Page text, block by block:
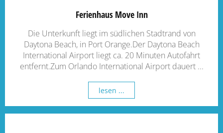
Ferienhaus Move Inn
Die Unterkunft liegt im südlichen Stadtrand von
Daytona Beach, in Port Orange.Der Daytona Beach
International Airport liegt ca. 20 Minuten Autofahrt
entfernt.Zum Orlando International Airport dauert ...
lesen ...